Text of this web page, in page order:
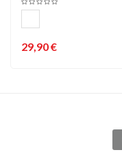
29,90 €